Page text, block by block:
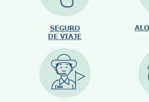
SEGURO
DE VIAJE